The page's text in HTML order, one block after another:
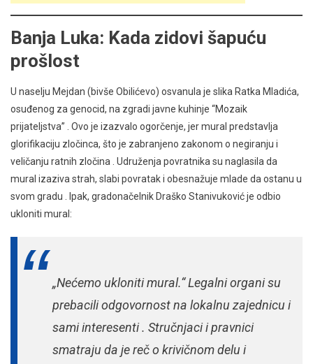
Banja Luka: Kada zidovi šapuću
prošlost
U naselju Mejdan (bivše Obilićevo) osvanula je slika Ratka Mladića,
osuđenog za genocid, na zgradi javne kuhinje “Mozaik
prijateljstva” . Ovo je izazvalo ogorčenje, jer mural predstavlja
glorifikaciju zločinca, što je zabranjeno zakonom o negiranju i
veličanju ratnih zločina . Udruženja povratnika su naglasila da
mural izaziva strah, slabi povratak i obesnažuje mlade da ostanu u
svom gradu . Ipak, gradonačelnik Draško Stanivuković je odbio
ukloniti mural:
„Nećemo ukloniti mural.“ Legalni organi su
prebacili odgovornost na lokalnu zajednicu i
sami interesenti . Stručnjaci i pravnici
smatraju da je reč o krivičnom delu i